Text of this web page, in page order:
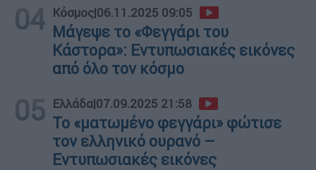
04 Κόσμος|06.11.2025 09:05
Μάγεψε το «Φεγγάρι του
Κάστορα»: Εντυπωσιακές εικόνες
από όλο τον κόσμο
05 Ελλάδα|07.09.2025 21:58
Το «ματωμένο φεγγάρι» φώτισε
τον ελληνικό ουρανό –
Εντυπωσιακές εικόνες